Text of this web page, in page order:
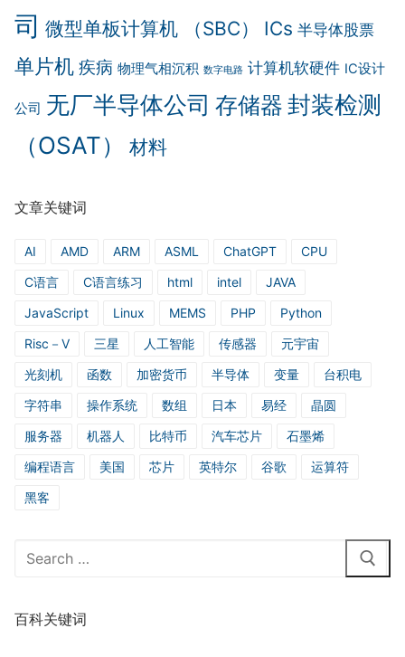
司 微型单板计算机 （SBC） ICs 半导体股票
单片机 疾病 物理气相沉积 数字电路 计算机软硬件 IC设计
公司 无厂半导体公司 存储器 封装检测
（OSAT）
材料
文章关键词
AI AMD ARM ASML ChatGPT
CPU
C语言
C语言练习 html intel
JAVA
JavaScript
Linux MEMS PHP
Python
Risc－V
三星 人工智能 传感器
元宇宙
光刻机
函数 加密货币 半导体 变量
台积电
字符串
操作系统 数组 日本 易经
晶圆
服务器
机器人 比特币 汽车芯片
石墨烯
编程语言
美国 芯片 英特尔 谷歌
运算符
黑客
Search
百科关键词